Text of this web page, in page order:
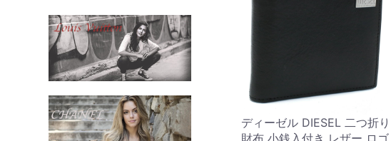
ディーゼル DIESEL 二つ折り
財布 小銭入付き レザー ロゴ